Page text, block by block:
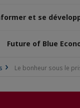
et se
Future of Blue
Le bonheur sous le